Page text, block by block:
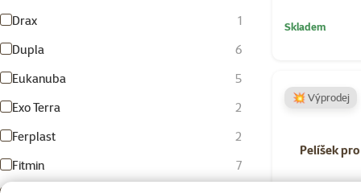
Drax
1
Dupla
6
Eukanuba
5
Exo Terra
2
Ferplast
2
Fitmin
7
Skladem
Pelíšek
💥 Výprodej